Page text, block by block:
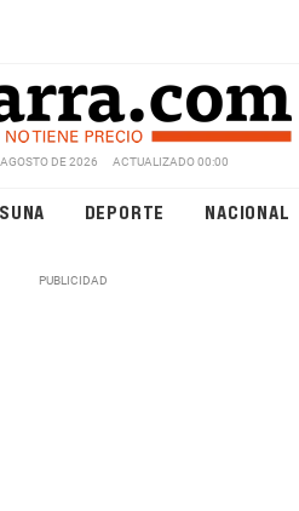
DE 2026 ACTUALIZADO 00:00
DEPORTE NACIONAL